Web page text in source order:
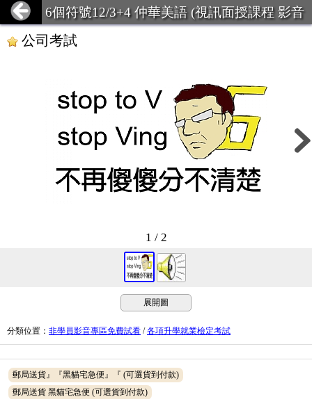
6個符號12/3+4 仲華美語 (視訊面授課程 影音
學習課程)
公司考試
1 / 2
展開圖
分類位置 ： 非學員影音專區免費試看 /各項升學就業檢定考試
郵局送貨』『黑貓宅急便』『 (可選貨到付款)
郵局送貨 黑貓宅急便 (可選貨到付款)